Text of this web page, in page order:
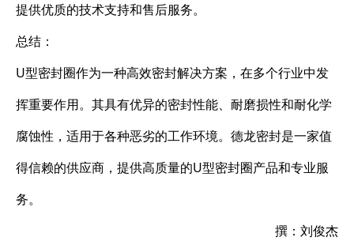
提供优质的技术支持和售后服务。
总结：
U型密封圈作为一种高效密封解决方案，在多个行业中发
挥重要作用。其具有优异的密封性能、耐磨损性和耐化学
腐蚀性，适用于各种恶劣的工作环境。德龙密封是一家值
得信赖的供应商，提供高质量的U型密封圈产品和专业服
务。
撰：刘俊杰